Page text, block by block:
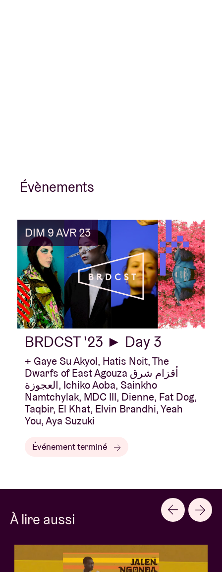
Évènements
DIM 9 AVR 23
BRDCST '23 ► Day 3
+ Gaye Su Akyol, Hatis Noit, The
Dwarfs of East Agouza أقزام شرق
العجوزة, Ichiko Aoba, Sainkho
Namtchylak, MDC III, Dienne, Fat Dog,
Taqbir, El Khat, Elvin Brandhi, Yeah
You, Aya Suzuki
Événement terminé
À lire aussi